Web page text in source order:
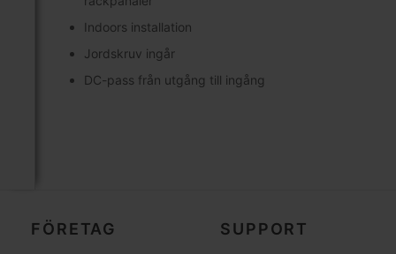
Indoors installation
Jordskruv ingår
DC-pass från utgång till ingång
FÖRETAG SUPPORT